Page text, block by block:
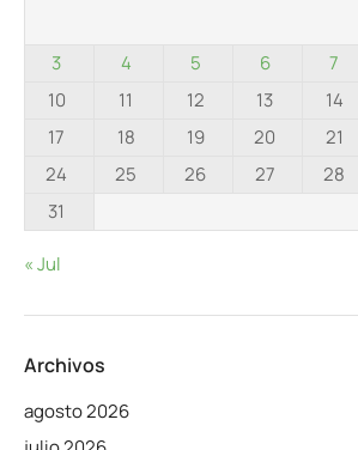
3
4 5 6 7
10
11 12 13 14
17
18 19 20 21
24
25 26 27 28
31
« Jul
Archivos
agosto 2026